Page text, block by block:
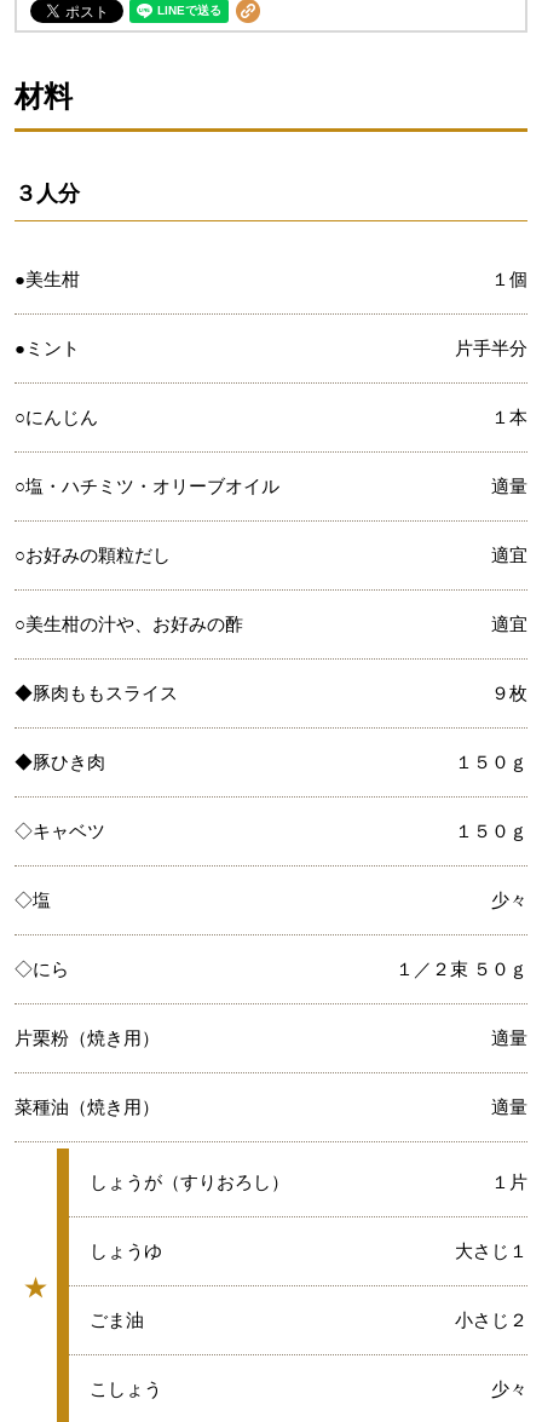
材料
３人分
●美生柑 １個
●ミント 片手半分
○にんじん １本
○塩・ハチミツ・オリーブオイル 適量
○お好みの顆粒だし 適宜
○美生柑の汁や、お好みの酢 適宜
◆豚肉ももスライス ９枚
◆豚ひき肉 １５０ｇ
◇キャベツ １５０ｇ
◇塩 少々
◇にら １／２束 ５０ｇ
片栗粉（焼き用） 適量
菜種油（焼き用） 適量
★
グループ
★
しょうが（すりおろし） １片
★
しょうゆ 大さじ１
★
ごま油 小さじ２
★
こしょう 少々